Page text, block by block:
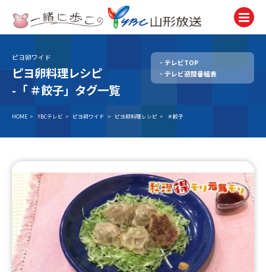
テレビ
TV
ニュース
アナウンサー
Announcer
イベント
Event
試写会・プレゼント
Present
ピヨ卵ワイド
ピヨ卵料理レシピ
-「 ＃餃子」タグ一覧
テレビTOP
テレビ週間番組表
HOME > YBCテレビ > ピヨ卵ワイド > ピヨ卵料理レシピ > ＃餃子